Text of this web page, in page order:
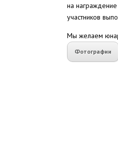
на
участников
Мы желаем
Фотографии